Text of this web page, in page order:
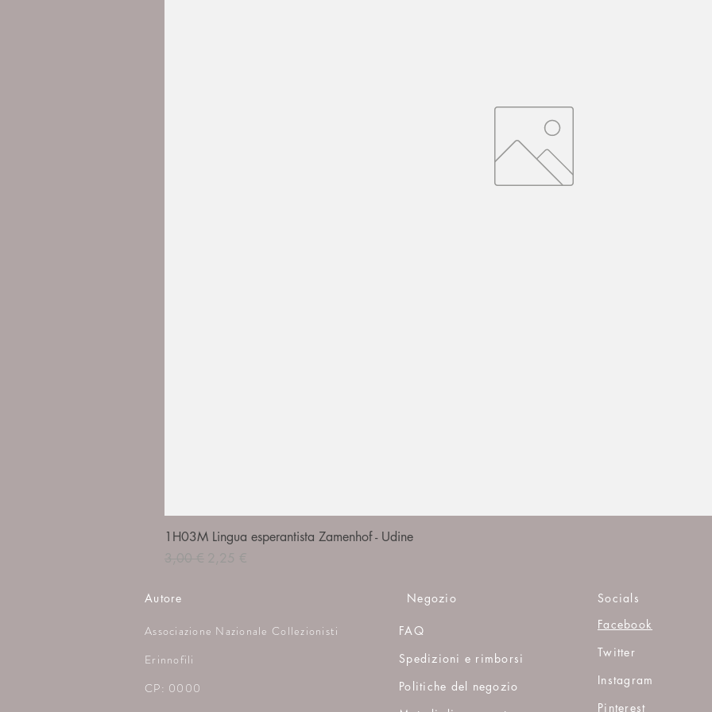
1H03M Lingua esperantista Zamenhof - Udine
Autore
Associazione Nazionale Collezionisti
Erinnofili
CP: 0000
Negozio
FAQ
Spedizioni e rimborsi
Politiche del negozio
Socials
Facebook
Twitter
Instagram
Pinterest